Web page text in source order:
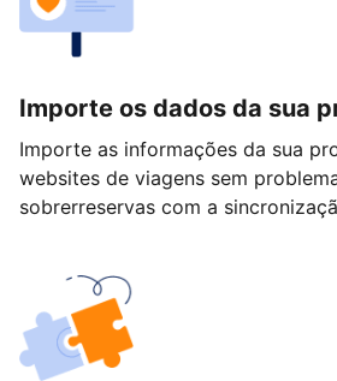
Importe os dados da sua
Importe as informações da sua
websites de viagens sem
sobrerreservas com a